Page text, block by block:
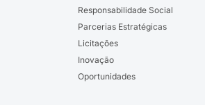
Responsabilidade Social
Parcerias Estratégicas
Licitações
Inovação
Oportunidades